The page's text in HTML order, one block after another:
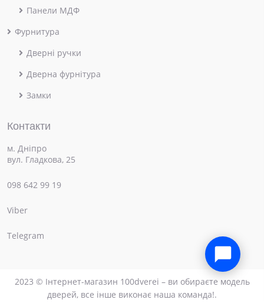
Панели МДФ
Фурнитура
Дверні ручки
Дверна фурнітура
Замки
Контакти
м. Дніпро
вул. Гладкова, 25
098 642 99 19
Viber
Telegram
2023 © Інтернет-магазин 100dverei – ви обираєте модель
дверей, все інше виконає наша команда!.